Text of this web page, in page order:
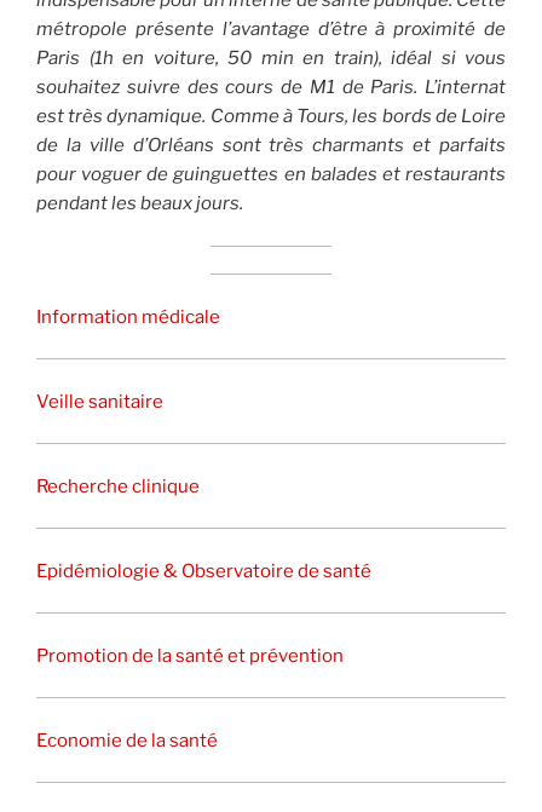
métropole présente l’avantage d’être à proximité de
Paris (1h en voiture, 50 min en train), idéal si vous
souhaitez suivre des cours de M1 de Paris. L’internat
est très dynamique. Comme à Tours, les bords de Loire
de la ville d’Orléans sont très charmants et parfaits
pour voguer de guinguettes en balades et restaurants
pendant les beaux jours.
Information médicale
Veille sanitaire
Recherche clinique
Epidémiologie & Observatoire de santé
Promotion de la santé et prévention
Economie de la santé